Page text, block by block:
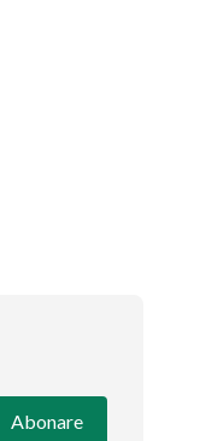
Abonare